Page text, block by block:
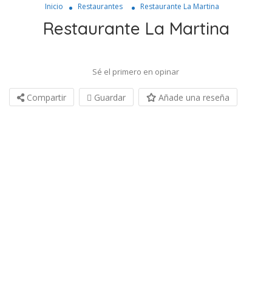
Inicio Restaurantes Restaurante La Martina
Restaurante La Martina
Sé el primero en opinar
Compartir Guardar Añade una reseña